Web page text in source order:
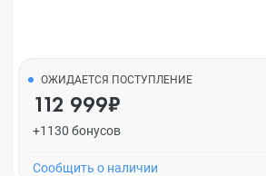
ОЖИДАЕТСЯ ПОСТУПЛЕНИЕ
112 999₽
+1130 бонусов
Cообщить о наличии